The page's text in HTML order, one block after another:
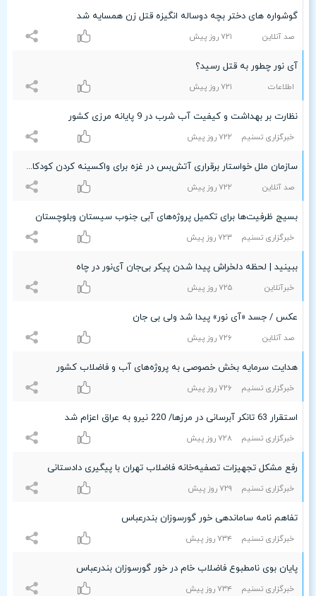
گوشواره های دختر بچه دوساله انگیزه قتل زن همسایه شد
صد آنلاین ۷۲۱ روز پیش
آی نور چطور به قتل رسید؟
اطلاعات ۷۲۱ روز پیش
نظارت بر بهداشت و کیفیت آب شرب در 9 پایانه مرزی کشور
خبرگزاری تسنیم ۷۲۲ روز پیش
سازمان ملل خواستار برقراری آتش‌بس در غزه برای واکسینه کردن کودکان شد
صد آنلاین ۷۲۲ روز پیش
بسیج ظرفیت‌ها برای تکمیل پروژه‌های آبی جنوب سیستان وبلوچستان
خبرگزاری تسنیم ۷۲٣ روز پیش
ببینید | لحظه دلخراش پیدا شدن پیکر بی‌جان آی‌نور در چاه
خبرآنلاین ۷۲۵ روز پیش
عکس / جسد «آی نور» پیدا شد ولی بی جان
صد آنلاین ۷۲۶ روز پیش
هدایت سرمایه بخش خصوصی به پروژه‌های آب و فاضلاب کشور
خبرگزاری تسنیم ۷۲۶ روز پیش
استقرار 63 تانکر آبرسانی در مرزها/ 220 نیرو به عراق اعزام شد
خبرگزاری تسنیم ۷۲۸ روز پیش
رفع مشکل تجهیزات تصفیه‌خانه فاضلاب تهران با پیگیری دادستانی
خبرگزاری تسنیم ۷۲٩ روز پیش
تفاهم نامه ساماندهی خور گورسوزان بندرعباس
خبرگزاری تسنیم ۷٣۴ روز پیش
پایان بوی نامطبوع فاضلاب خام در خور گورسوزان بندرعباس
خبرگزاری تسنیم ۷٣۴ روز پیش